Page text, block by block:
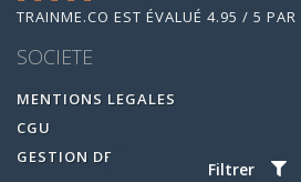
Filtrer
TRAINME.CO EST ÉVALUÉ 4.95 / 5 PAR
SOCIETE
MENTIONS LEGALES
CGU
GESTION DES COOKIES